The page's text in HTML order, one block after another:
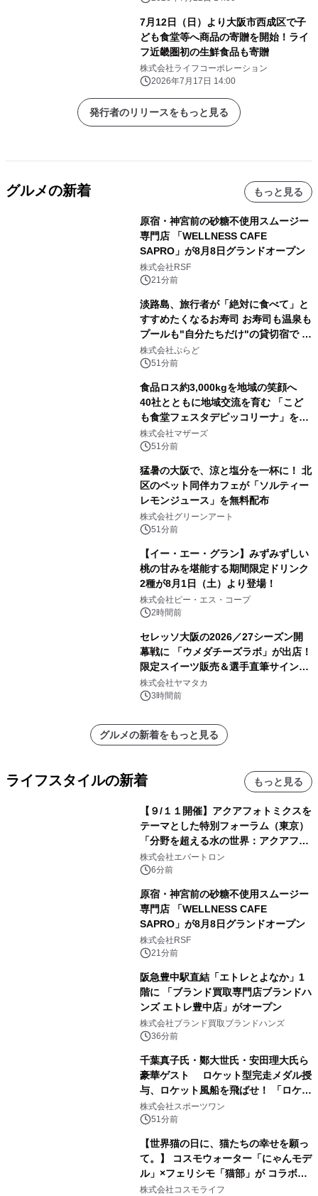
7月12日（日）より大阪市西成区で子
ども食堂等へ商品の寄贈を開始！ライ
フ近畿圏初の生鮮食品も寄贈
株式会社ライフコーポレーション
2026年7月17日 14:00
発行者のリリースをもっと見る
グルメの新着 もっと見る
原宿・神宮前の砂糖不使用スムージー
専門店 「WELLNESS CAFE
SAPRO」が8月8日グランドオープン
株式会社RSF
21分前
淡路島、旅行者が「絶対に食べて」と
すすめたくなるお寿司 お寿司も温泉も
プールも"自分たちだけ"の貸切宿で 1
日1組限定「岩屋温泉 絵島別庭 海と
森」の握り寿司プラン
株式会社ぷらど
51分前
食品ロス約3,000kgを地域の笑顔へ
40社とともに地域交流を育む 「こど
も食堂フェスタデピッコリーナ」を9
月5日(土)開催
株式会社マザーズ
51分前
猛暑の大阪で、涼と塩分を一杯に！ 北
区のペット同伴カフェが「ソルティー
レモンジュース」を無料配布
株式会社グリーンアート
51分前
【イー・エー・グラン】みずみずしい
桃の甘みを堪能する期間限定ドリンク
2種が8月1日（土）より登場！
株式会社ピー・エス・コープ
2時間前
セレッソ大阪の2026／27シーズン開
幕戦に 「ウメダチーズラボ」が出店！
限定スイーツ販売＆選手直筆サイング
ッズが当たる抽選会を 8月8日に開催
株式会社ヤマタカ
3時間前
グルメの新着をもっと見る
ライフスタイルの新着 もっと見る
【９/１１開催】アクアフォトミクスを
テーマとした特別フォーラム（東京）
「分野を超える水の世界：アクアフォ
トミクスが切り拓く新しい科学の地
平」を開催
株式会社エバートロン
6分前
原宿・神宮前の砂糖不使用スムージー
専門店 「WELLNESS CAFE
SAPRO」が8月8日グランドオープン
株式会社RSF
21分前
阪急豊中駅直結「エトレとよなか」1
階に 「ブランド買取専門店ブランドハ
ンズ エトレ豊中店」がオープン
株式会社ブランド買取ブランドハンズ
36分前
千葉真子氏・鄭大世氏・安田理大氏ら
豪華ゲスト ロケット型完走メダル授
与、ロケット風船を飛ばせ！ 「ロケッ
トマラソン2026」開催
株式会社スポーツワン
51分前
【世界猫の日に、猫たちの幸せを願っ
て。】 コスモウォーター「にゃんモデ
ル」×フェリシモ「猫部」が コラボキ
ャンペーンを実施
株式会社コスモライフ